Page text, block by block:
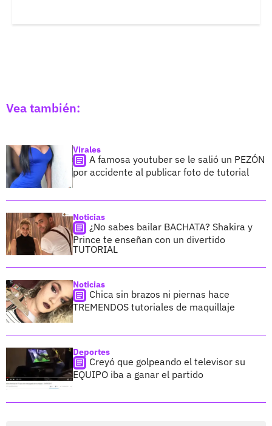
Vea también:
Virales
A famosa youtuber se le salió un PEZÓN
por accidente al publicar foto de tutorial
Noticias
¿No sabes bailar BACHATA? Shakira y
Prince te enseñan con un divertido
TUTORIAL
Noticias
Chica sin brazos ni piernas hace
TREMENDOS tutoriales de maquillaje
Deportes
Creyó que golpeando el televisor su
EQUIPO iba a ganar el partido